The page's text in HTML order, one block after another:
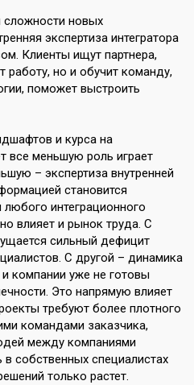
новых
экспертиза интегратора
Клиенты ищут партнера,
работу, но и обучит команду,
поможет выстроить
и курса на
все меньшую роль играет
– экспертиза внутренней
становится
интеграционного
влияет и рынок труда. С
сильный дефицит
С другой – динамика
компании уже не готовы
Это напрямую влияет
требуют более плотного
командами заказчика,
между компаниями
собственных специалистах
только растет.